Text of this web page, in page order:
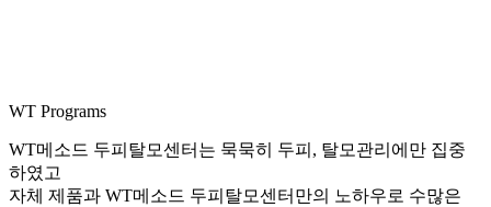
WT Programs
WT메소드 두피탈모센터는 묵묵히 두피, 탈모관리에만 집중
하였고
자체 제품과 WT메소드 두피탈모센터만의 노하우로 수많은